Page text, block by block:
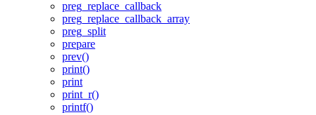
preg_replace_callback
preg_replace_callback_array
preg_split
prepare
prev()
print()
print
print_r()
printf()